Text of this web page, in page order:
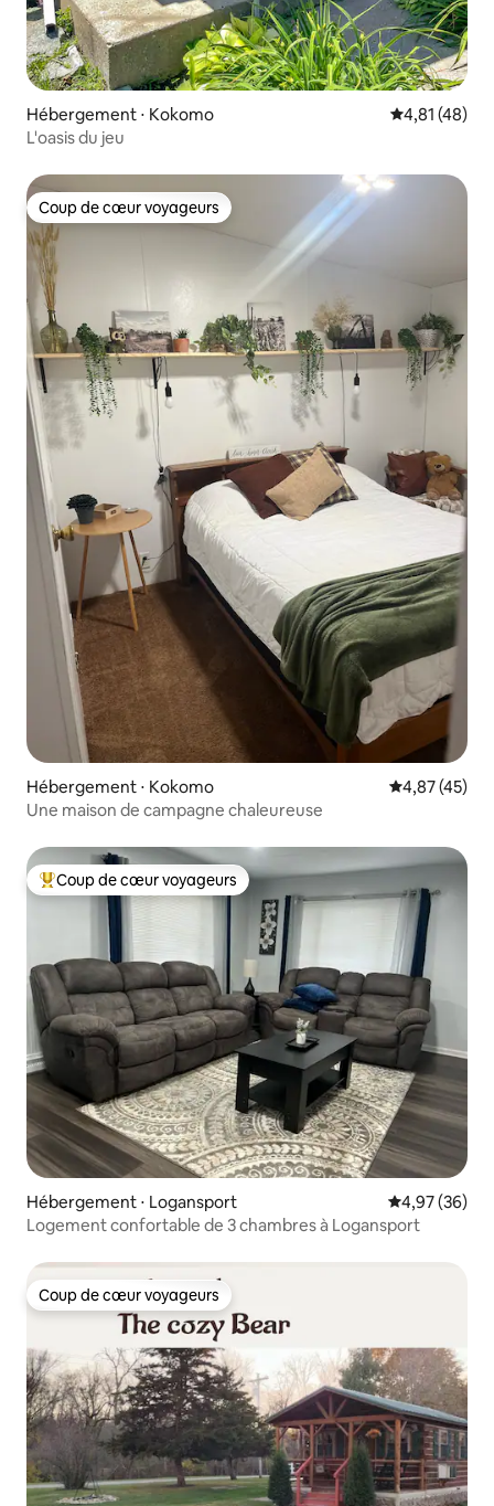
Hébergement ⋅ Kokomo Évaluation
4,81 (48)
L'oasis du jeu
Coup de cœur voyageurs
Coup de cœur voyageurs
Hébergement ⋅ Kokomo Évaluation
4,87 (45)
Une maison de campagne chaleureuse
Coups de cœur voyageurs les plus appréciés
Coup de cœur voyageurs
Hébergement ⋅ Logansport Évaluation
4,97 (36)
Logement confortable de 3 chambres à Logansport
Coup de cœur voyageurs
Coup de cœur voyageurs